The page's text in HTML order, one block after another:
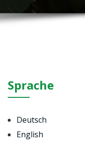
Sprache
Deutsch
English